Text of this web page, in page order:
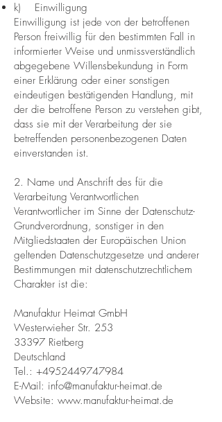
k) Einwilligung
Einwilligung ist jede von der betroffenen
Person freiwillig für den bestimmten Fall in
informierter Weise und unmissverständlich
abgegebene Willensbekundung in Form
einer Erklärung oder einer sonstigen
eindeutigen bestätigenden Handlung, mit
der die betroffene Person zu verstehen gibt,
dass sie mit der Verarbeitung der sie
betreffenden personenbezogenen Daten
einverstanden ist.
2. Name und Anschrift des für die
Verarbeitung Verantwortlichen
Verantwortlicher im Sinne der Datenschutz-
Grundverordnung, sonstiger in den
Mitgliedstaaten der Europäischen Union
geltenden Datenschutzgesetze und anderer
Bestimmungen mit datenschutzrechtlichem
Charakter ist die:
Manufaktur Heimat GmbH
Westerwieher Str. 253
33397 Rietberg
Deutschland
Tel.: +4952449747984
E-Mail: info@manufaktur-heimat.de
Website: www.manufaktur-heimat.de